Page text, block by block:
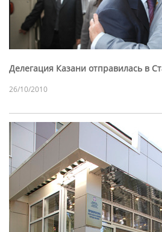
Делегация Казани отправилась в
26/10/2010